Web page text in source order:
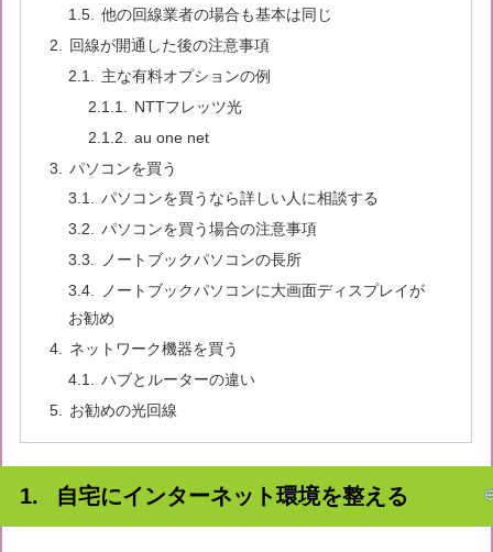
他の回線業者の場合も基本は同じ
回線が開通した後の注意事項
主な有料オプションの例
NTTフレッツ光
au one net
パソコンを買う
パソコンを買うなら詳しい人に相談する
パソコンを買う場合の注意事項
ノートブックパソコンの長所
ノートブックパソコンに大画面ディスプレイが
お勧め
ネットワーク機器を買う
ハブとルーターの違い
お勧めの光回線
自宅にインターネット環境を整える